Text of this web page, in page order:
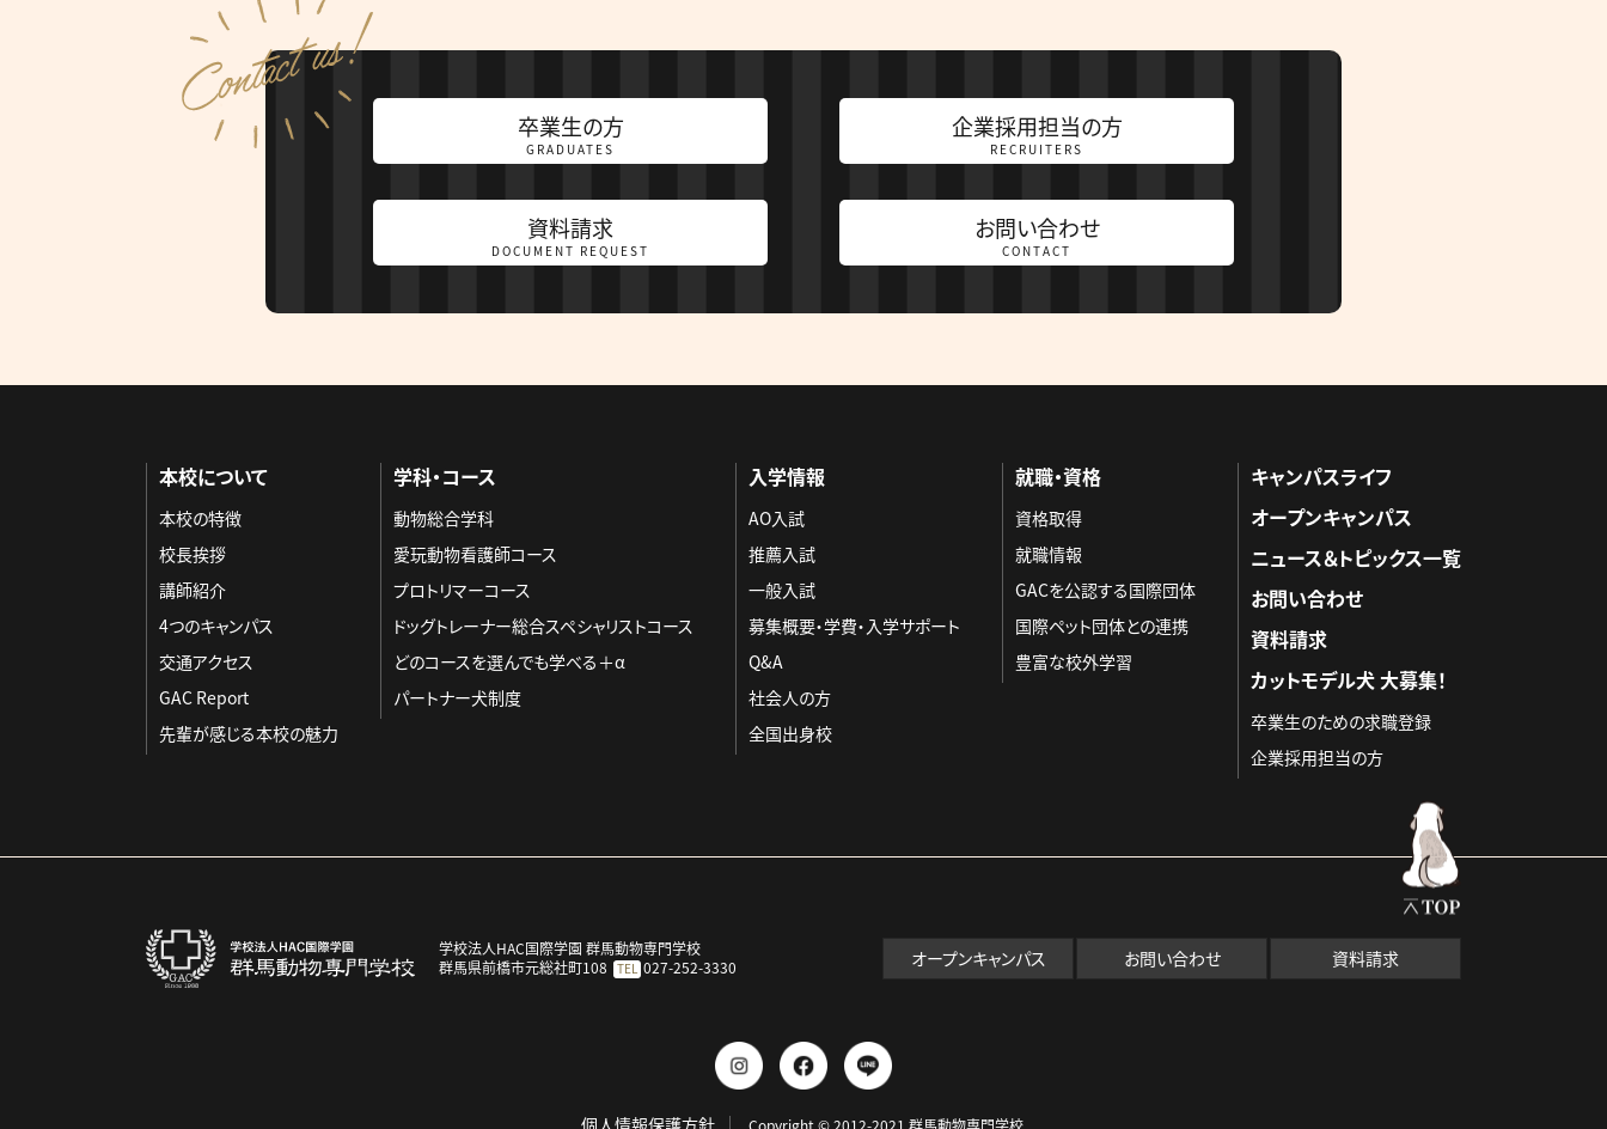
卒業生の方
GRADUATES
企業採用担当の方
RECRUITERS
資料請求
DOCUMENT REQUEST
お問い合わせ
CONTACT
本校について
本校の特徴
校長挨拶
講師紹介
4つのキャンパス
交通アクセス
GAC Report
先輩が感じる本校の魅力
学科・コース
動物総合学科
愛玩動物看護師コース
プロトリマーコース
ドッグトレーナー総合スペシャリストコース
どのコースを選んでも学べる＋α
パートナー犬制度
入学情報
AO入試
推薦入試
一般入試
募集概要・学費・入学サポート
Q&A
社会人の方
全国出身校
就職・資格
資格取得
就職情報
GACを公認する国際団体
国際ペット団体との連携
豊富な校外学習
キャンパスライフ
オープンキャンパス
ニュース＆トピックス一覧
お問い合わせ
資料請求
カットモデル犬 大募集！
卒業生のための求職登録
企業採用担当の方
学校法人HAC国際学園 群馬動物専門学校
群馬県前橋市元総社町108 TEL 027-252-3330 オープンキャンパス お問い合わせ 資料請求
Copyright © 2012-2021 群馬動物専門学校.